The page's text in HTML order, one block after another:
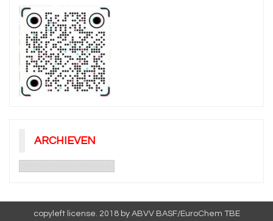
ARCHIEVEN
copyleft license. 2018 by ABVV BASF/EuroChem TBE